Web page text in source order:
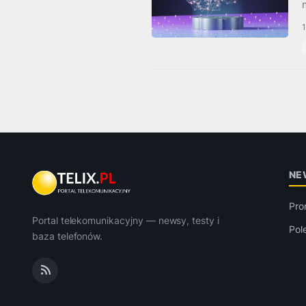
Portal telekomunikacyjny — newsy, testy i
baza telefonów.